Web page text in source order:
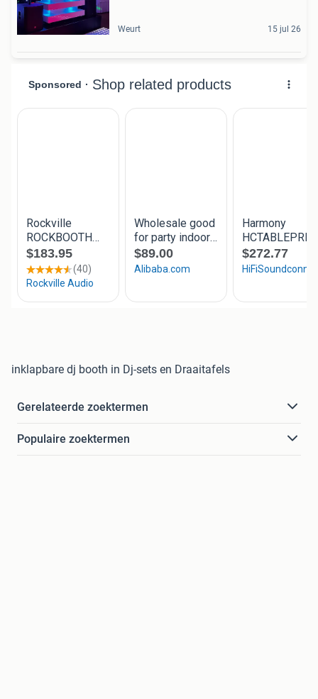
Weurt 15 jul 26
inklapbare dj booth in Dj-sets en Draaitafels
Gerelateerde zoektermen
Populaire zoektermen